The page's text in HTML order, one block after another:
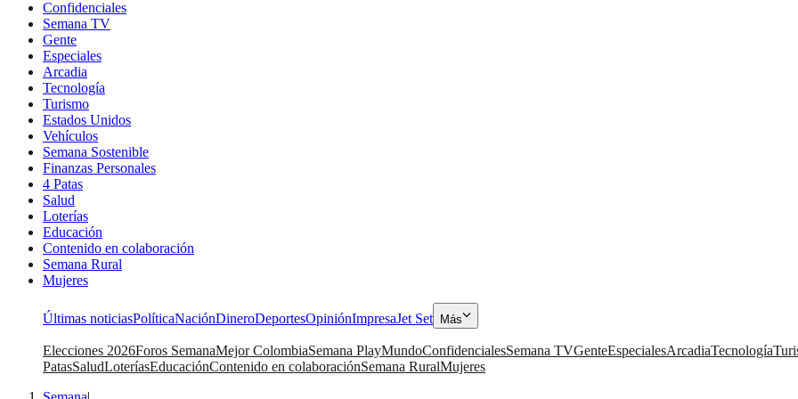
Confidenciales
Semana TV
Gente
Especiales
Arcadia
Tecnología
Turismo
Estados Unidos
Vehículos
Semana Sostenible
Finanzas Personales
4 Patas
Salud
Loterías
Educación
Contenido en colaboración
Semana Rural
Mujeres
Últimas noticiasPolíticaNaciónDineroDeportesOpiniónImpresaJet Set Más
Elecciones 2026Foros SemanaMejor ColombiaSemana PlayMundoConfidencialesSemana TVGenteEspecialesArcadiaTecnología
PatasSaludLoteríasEducaciónContenido en colaboraciónSemana RuralMujeres